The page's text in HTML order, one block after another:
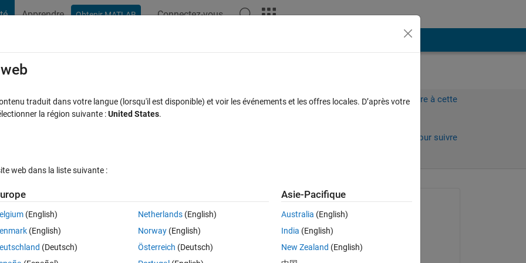
Apprendre Obtenir MATLAB Connectez-vous
nonzero pixels
Connectez-vous pour répondre à cette
Connectez-vous pour suivre
have a 3D volume that I would like to calculate the mean of the pixels
Gina Carts
le 4 Mar 2020
traduit dans votre langue (lorsqu'il est disponible) et voir les événements et les offres locales. D’après votre
la région suivante :United States.
web dans la liste suivante :
(English)
(English)
(Deutsch)
Netherlands(English)
Norway(English)
Österreich (Deutsch)
Asie-Pacifique
Australia (English)
India (English)
New Zealand (English)